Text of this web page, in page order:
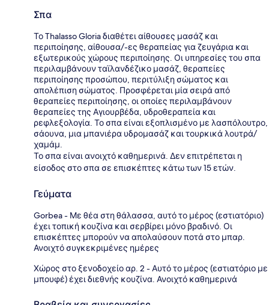
Σπα
Το Thalasso Gloria διαθέτει αίθουσες μασάζ και
περιποίησης, αίθουσα/-ες θεραπείας για ζευγάρια και
εξωτερικούς χώρους περιποίησης. Οι υπηρεσίες του σπα
περιλαμβάνουν ταϊλανδέζικο μασάζ, θεραπείες
περιποίησης προσώπου, περιτύλιξη σώματος και
απολέπιση σώματος. Προσφέρεται μία σειρά από
θεραπείες περιποίησης, οι οποίες περιλαμβάνουν
θεραπείες της Αγιουρβέδα, υδροθεραπεία και
ρεφλεξολογία. Το σπα είναι εξοπλισμένο με λασπόλουτρο,
σάουνα, μια μπανιέρα υδρομασάζ και τουρκικά λουτρά/
χαμάμ.
Το σπα είναι ανοιχτό καθημερινά. Δεν επιτρέπεται η
είσοδος στο σπα σε επισκέπτες κάτω των 15 ετών.
Γεύματα
Gorbea - Με θέα στη θάλασσα, αυτό το μέρος (εστιατόριο)
έχει τοπική κουζίνα και σερβίρει μόνο βραδινό. Οι
επισκέπτες μπορούν να απολαύσουν ποτά στο μπαρ.
Ανοιχτό συγκεκριμένες ημέρες
Χώρος στο ξενοδοχείο αρ. 2 - Αυτό το μέρος (εστιατόριο με
μπουφέ) έχει διεθνής κουζίνα. Ανοιχτό καθημερινά